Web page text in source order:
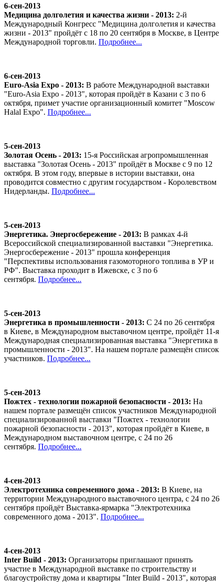
6-сен-2013
Медицина долголетия и качества жизни - 2013: 2-й
Международный Конгресс "Медицина долголетия и качества
жизни - 2013" пройдёт с 18 по 20 сентября в Москве, в Центре
Международной торговли. Подробнее...
6-сен-2013
Euro-Asia Expo - 2013: В работе Международной выставки
"Euro-Asia Expo - 2013", которая пройдёт в Казани с 3 по 6
октября, примет участие организационный комитет "Moscow
Halal Expo". Подробнее...
5-сен-2013
Золотая Осень - 2013: 15-я Российская агропромышленная
выставка "Золотая Осень - 2013" пройдёт в Москве с 9 по 12
октября. В этом году, впервые в истории выставки, она
проводится совместно с другим государством - Королевством
Нидерланды. Подробнее...
5-сен-2013
Энергетика. Энергосбережение - 2013: В рамках 4-й
Всероссийской специализированной выставки "Энергетика.
Энергосбережение - 2013" прошла конференция
"Перспективы использования газомоторного топлива в УР и
РФ". Выставка проходит в Ижевске, с 3 по 6
сентября. Подробнее...
5-сен-2013
Энергетика в промышленности - 2013: С 24 по 26 сентября
в Киеве, в Международном выставочном центре, пройдёт 11-я
Международная специализированная выставка "Энергетика в
промышленности - 2013". На нашем портале размещён список
участников. Подробнее...
5-сен-2013
Пожтех - технологии пожарной безопасности - 2013: На
нашем портале размещён список участников Международной
специализированной выставки "Пожтех - технологии
пожарной безопасности - 2013", которая пройдёт в Киеве, в
Международном выставочном центре, с 24 по 26
сентября. Подробнее...
4-сен-2013
Электротехника современного дома - 2013: В Киеве, на
территории Международного выставочного центра, с 24 по 26
сентября пройдёт Выставка-ярмарка "Электротехника
современного дома - 2013". Подробнее...
4-сен-2013
Inter Build - 2013: Организаторы приглашают принять
участие в Международной выставке по строительству и
благоустройству дома и квартиры "Inter Build - 2013", которая